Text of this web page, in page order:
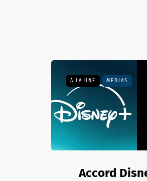
A LA UNE MÉDIAS
Accord